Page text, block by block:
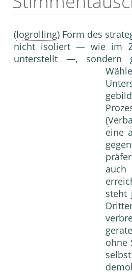
(logrolling) Form des
nicht isoliert — wie im
unterstellt —, sondern
(
eine
steht
ohne